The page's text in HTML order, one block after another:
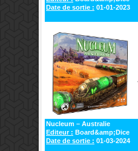
Date de sortie : 01-01-2023
Nucleum – Australie
Editeur : Board&amp;Dice
Date de sortie : 01-03-2024